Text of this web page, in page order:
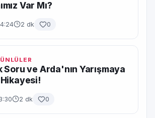
Var Mı?
2 dk 0
Soru ve Arda'nın Yarışmaya
Hikayesi!
2 dk 0